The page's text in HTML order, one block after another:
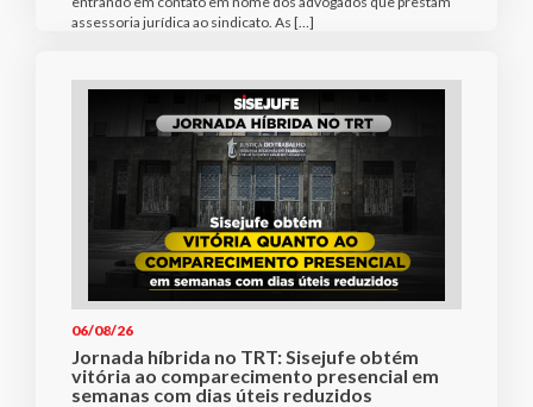
assessoria jurídica ao sindicato. As […]
06/08/26
Jornada híbrida no TRT: Sisejufe obtém
vitória ao comparecimento presencial em
semanas com dias úteis reduzidos